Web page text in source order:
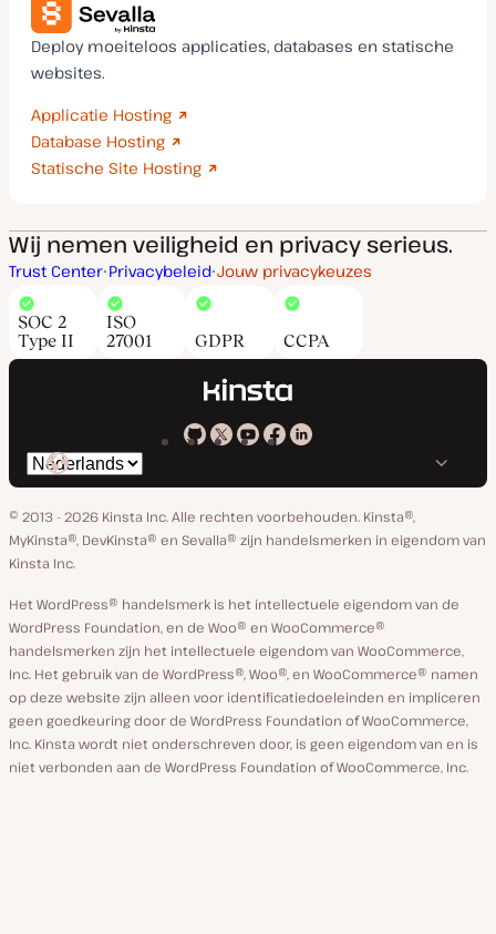
Deploy moeiteloos applicaties, databases en statische
websites.
Applicatie Hosting
Database Hosting
Statische Site Hosting
Wij nemen veiligheid en privacy serieus.
Trust Center Privacybeleid Jouw privacykeuzes
SOC 2
Type II
ISO
27001
GDPR CCPA
Kinsta
GitHub
Kinsta
X
Kinsta
YouTube
Kinsta
Facebook
Kinsta
Linkedin
Selecteer
taal
© 2013 - 2026 Kinsta Inc. Alle rechten voorbehouden. Kinsta®,
MyKinsta®, DevKinsta® en Sevalla® zijn handelsmerken in eigendom van
Kinsta Inc.
Het WordPress® handelsmerk is het intellectuele eigendom van de
WordPress Foundation, en de Woo® en WooCommerce®
handelsmerken zijn het intellectuele eigendom van WooCommerce,
Inc. Het gebruik van de WordPress®, Woo®, en WooCommerce® namen
op deze website zijn alleen voor identificatiedoeleinden en impliceren
geen goedkeuring door de WordPress Foundation of WooCommerce,
Inc. Kinsta wordt niet onderschreven door, is geen eigendom van en is
niet verbonden aan de WordPress Foundation of WooCommerce, Inc.